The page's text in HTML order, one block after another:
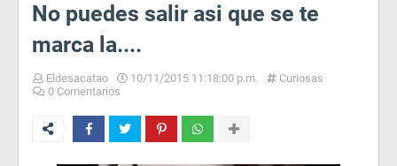
No puedes salir asi que se te
marca la....
Eldesacatao 10/11/2015 11:18:00 p.m.
Curiosas
0 Comentarios